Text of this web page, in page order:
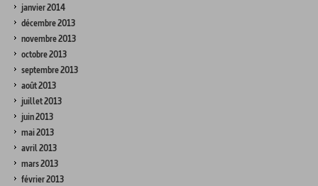
janvier 2014
décembre 2013
novembre 2013
octobre 2013
septembre 2013
août 2013
juillet 2013
juin 2013
mai 2013
avril 2013
mars 2013
février 2013